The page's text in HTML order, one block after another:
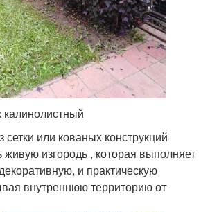
сетки или кованых конструкций
изгородь , которая выполняет
и практическую
внутреннюю территорию от